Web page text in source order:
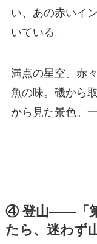
い、あの赤いイ
いている。
満点の星空。赤
魚の味。磯から
から見た景色。
④ 登山——「第
たら、迷わず